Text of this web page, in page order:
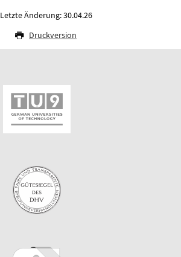
Letzte Änderung: 30.04.26
Druckversion